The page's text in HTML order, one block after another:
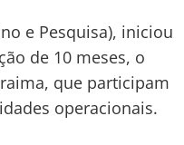
e Pesquisa), iniciou
de 10 meses, o
que participam
operacionais.